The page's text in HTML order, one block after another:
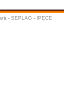
- SEPLAG - IPECE